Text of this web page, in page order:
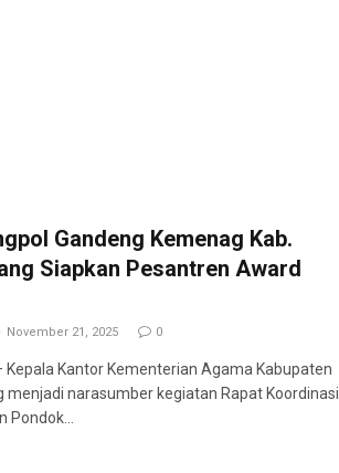
Gandeng Kemenag Kab.
Siapkan Pesantren Award
November 21, 2025 0
Kepala Kantor Kementerian Agama Kabupaten
menjadi narasumber kegiatan Rapat Koordinasi
Pondok…